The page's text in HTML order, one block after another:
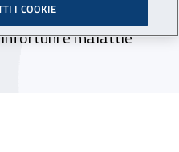
sfide del futuro e un
infortuni e malattie
I COOKIE